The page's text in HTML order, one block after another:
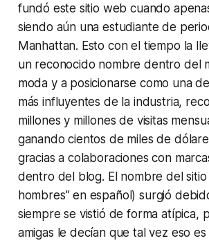
fundó este sitio web cuando
siendo aún una estudiante de
Manhattan. Esto con el tiempo la
un reconocido nombre dentro del
moda y a posicionarse como una
más influyentes de la industria,
millones y millones de visitas
ganando cientos de miles de
gracias a colaboraciones con
dentro del blog. El nombre del
hombres” en español) surgió
siempre se vistió de forma atípica,
amigas le decían que tal vez eso